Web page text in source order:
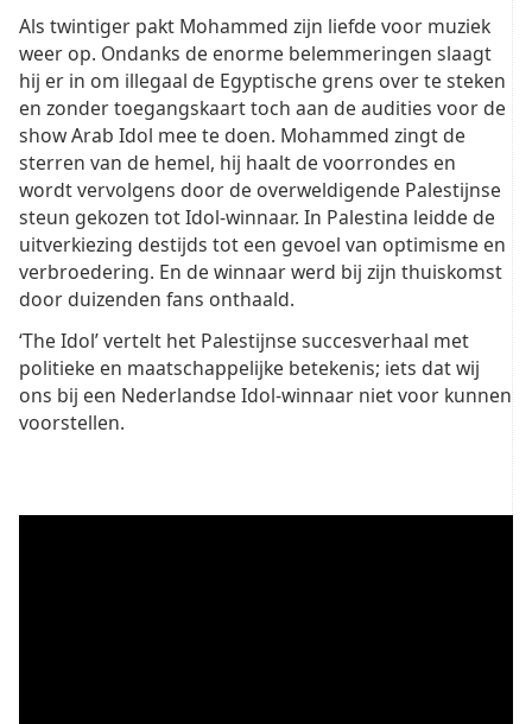
Als twintiger pakt Mohammed zijn liefde voor muziek
weer op. Ondanks de enorme belemmeringen slaagt
hij er in om illegaal de Egyptische grens over te steken
en zonder toegangskaart toch aan de audities voor de
show Arab Idol mee te doen. Mohammed zingt de
sterren van de hemel, hij haalt de voorrondes en
wordt vervolgens door de overweldigende Palestijnse
steun gekozen tot Idol-winnaar. In Palestina leidde de
uitverkiezing destijds tot een gevoel van optimisme en
verbroedering. En de winnaar werd bij zijn thuiskomst
door duizenden fans onthaald.
‘The Idol’ vertelt het Palestijnse succesverhaal met
politieke en maatschappelijke betekenis; iets dat wij
ons bij een Nederlandse Idol-winnaar niet voor kunnen
voorstellen.